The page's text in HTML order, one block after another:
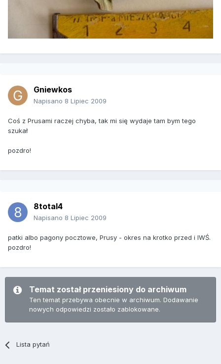
Gniewkos
Napisano 8 Lipiec 2009
Coś z Prusami raczej chyba, tak mi się wydaje tam bym tego
szukał
pozdro!
8total4
Napisano 8 Lipiec 2009
patki albo pagony pocztowe, Prusy - okres na krotko przed i IWŚ.
pozdro!
Temat został przeniesiony do archiwum
Ten temat przebywa obecnie w archiwum. Dodawanie
nowych odpowiedzi zostało zablokowane.
Lista pytań